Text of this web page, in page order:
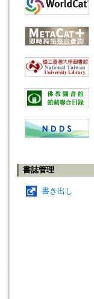
書誌管理
書き出し